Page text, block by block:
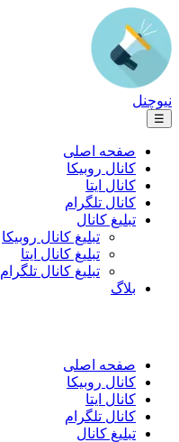
نیوچنل
☰
صفحه اصلی
کانال روبیکا
کانال ایتا
کانال تلگرام
تبلیغ کانال
تبلیغ کانال روبیکا
تبلیغ کانال ایتا
تبلیغ کانال تلگرام
بلاگ
صفحه اصلی
کانال روبیکا
کانال ایتا
کانال تلگرام
تبلیغ کانال